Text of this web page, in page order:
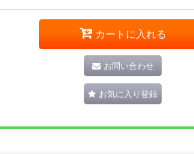
カートに入れる
お問い合わせ
お気に入り登録